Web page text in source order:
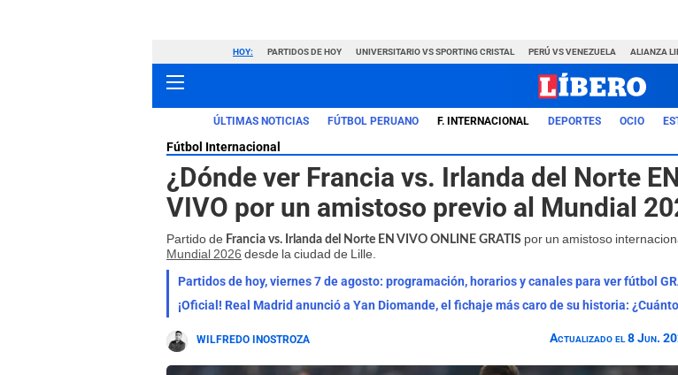
HOY: PARTIDOS DE HOY UNIVERSITARIO VS SPORTING CRISTAL PERÚ VS VENEZUELA ALIANZA
ÚLTIMAS NOTICIAS FÚTBOL PERUANO F. INTERNACIONAL DEPORTES OCIO
Fútbol Internacional
¿Dónde ver Francia vs. Irlanda del Norte
VIVO por un amistoso previo al Mundial
Partido de Francia vs. Irlanda del Norte EN VIVO ONLINE GRATIS por un amistoso
Mundial 2026 desde la ciudad de Lille.
Partidos de hoy, viernes 7 de agosto: programación, horarios y canales para ver fútbol
¡Oficial! Real Madrid anunció a Yan Diomande, el fichaje más caro de su historia:
WILFREDO INOSTROZA Actualizado el 8 Jun.